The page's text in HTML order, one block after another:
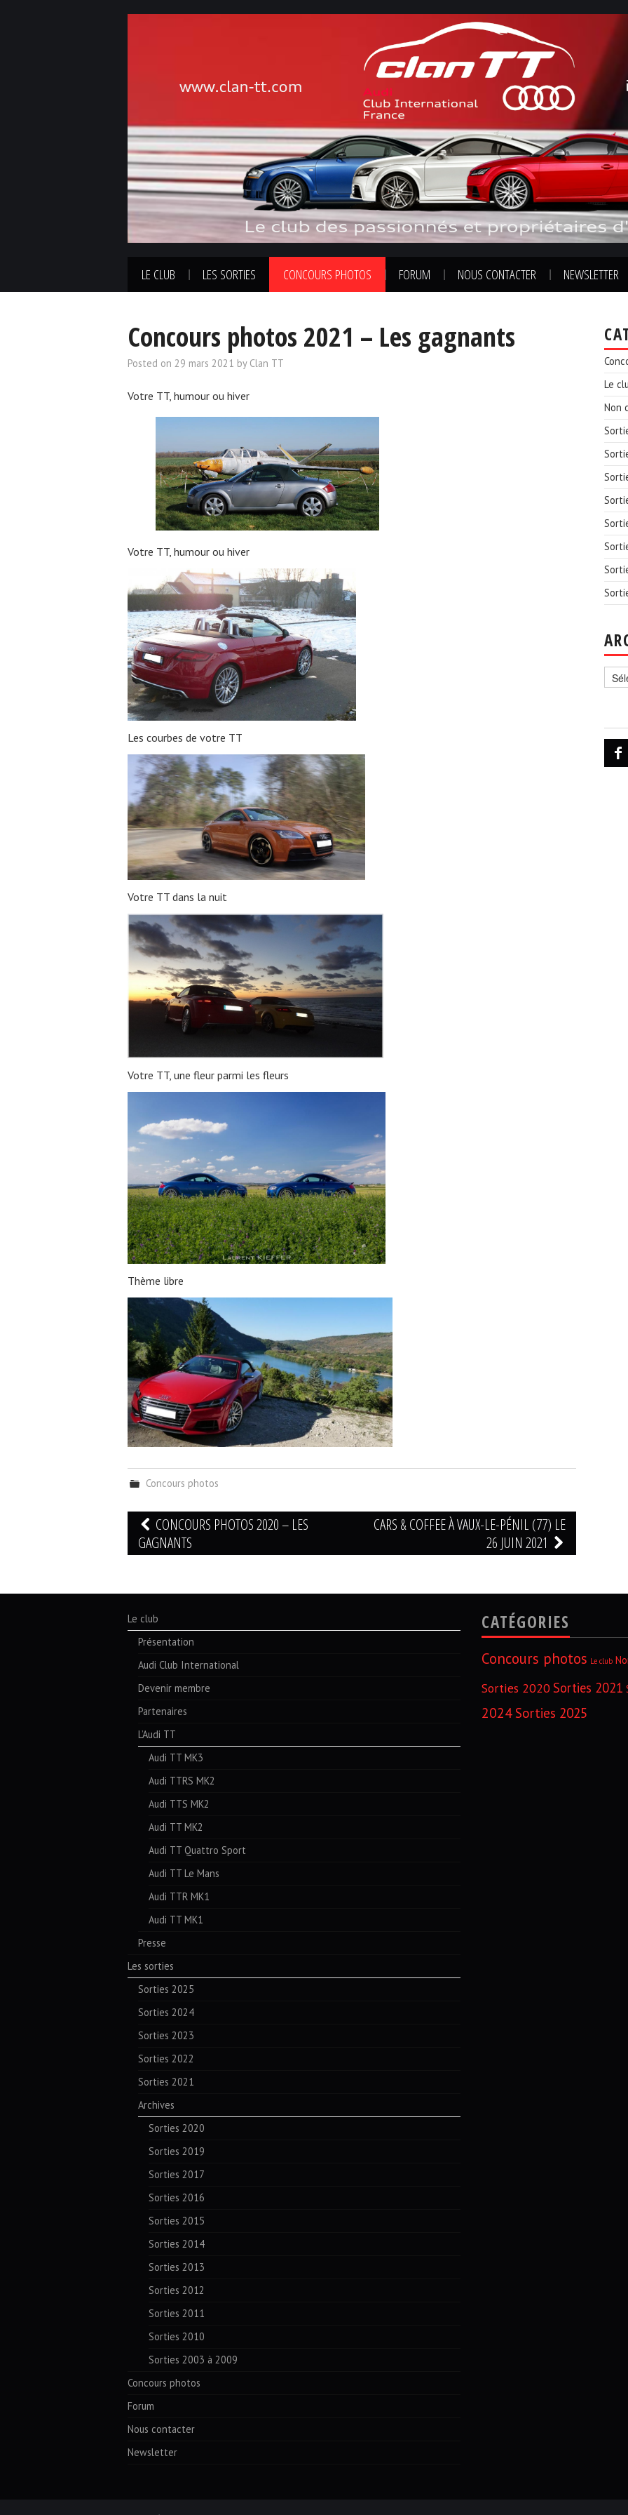
LE CLUB LES SORTIES CONCOURS PHOTOS FORUM NOUS CONTACTER NEWSLETTER
Concours photos 2021 – Les gagnants
Posted on 29 mars 2021 by Clan TT
Votre TT, humour ou hiver
Votre TT, humour ou hiver
Les courbes de votre TT
Votre TT dans la nuit
Votre TT, une fleur parmi les fleurs
Thème libre
Concours photos
Navigation
des
articles
CONCOURS PHOTOS 2020 – LES
GAGNANTS
CARS & COFFEE À VAUX-LE-PÉNIL (77) LE
26 JUIN 2021
Le
Non
Le club
Présentation
Audi Club International
Devenir membre
Partenaires
L’Audi TT
Audi TT MK3
Audi TTRS MK2
Audi TTS MK2
Audi TT MK2
Audi TT Quattro Sport
Audi TT Le Mans
Audi TTR MK1
Audi TT MK1
Presse
Les sorties
Sorties 2025
Sorties 2024
Sorties 2023
Sorties 2022
Sorties 2021
Archives
Sorties 2020
Sorties 2019
Sorties 2017
Sorties 2016
Sorties 2015
Sorties 2014
Sorties 2013
Sorties 2012
Sorties 2011
Sorties 2010
Sorties 2003 à 2009
Concours photos
Forum
Nous contacter
Newsletter
CATÉGORIES
Concours photos Le club
Sorties 2020 Sorties 2021
2024 Sorties 2025